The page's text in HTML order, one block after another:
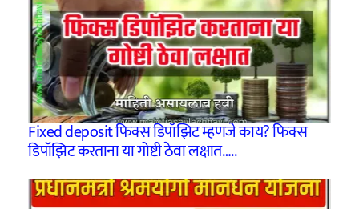
Fixed deposit फिक्स डिपॉझिट म्हणजे काय? फिक्स
डिपॉझिट करताना या गोष्टी ठेवा लक्षात…..